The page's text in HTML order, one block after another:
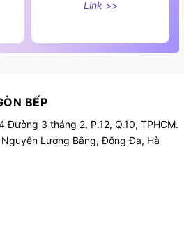
Link >>
BẾP
Đường 3 tháng 2, P.12, Q.10, TPHCM.
Lương Bằng, Đống Đa, Hà